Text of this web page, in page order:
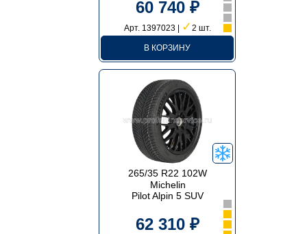
60 740 ₽
Арт. 1397023 | ✓ 2 шт.
В КОРЗИНУ
265/35 R22 102W
Michelin
Pilot Alpin 5 SUV
62 310 ₽